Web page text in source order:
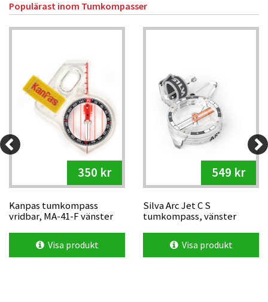
Populärast inom Tumkompasser
350 kr
Kanpas tumkompass
vridbar, MA-41-F vänster
Visa produkt
549 kr
Silva Arc Jet C S
tumkompass, vänster
Visa produkt